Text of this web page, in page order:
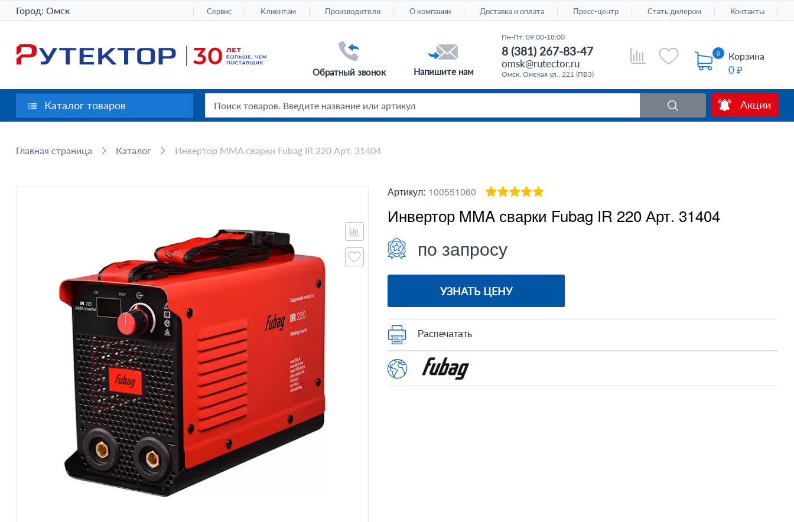
Город: Омск Сервис Клиентам Производители О компании Доставка и оплата Пресс-центр Стать дилером Контакты
0 Корзина
0 ₽
Обратный звонок Напишите нам
Пн-Пт: 09:00-18:00
8 (381) 267-83-47
omsk@rutector.ru
Омск, Омская ул., 221 (ПВЗ)
Акции
Каталог товаров
Главная страница Каталог Инвертор MMA сварки Fubag IR 220 Арт. 31404
Артикул: 100551060
Инвертор MMA сварки Fubag IR 220 Арт. 31404
по запросу
УЗНАТЬ ЦЕНУ
Распечатать